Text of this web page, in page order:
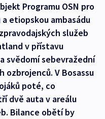
Programu OSN pro
etiopskou ambasádu
služeb
v přístavu
svědomí sebevražední
V Bosassu
poté, co
dvě auta v areálu
Bilance obětí by